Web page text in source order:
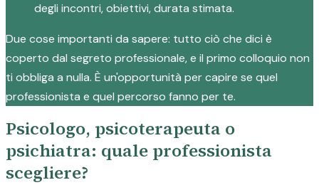
degli incontri, obiettivi, durata stimata.
Due cose importanti da sapere: tutto ciò che dici è
coperto dal segreto professionale, e il primo colloquio non
ti obbliga a nulla. È un'opportunità per capire se quel
professionista e quel percorso fanno per te.
Psicologo, psicoterapeuta o
psichiatra: quale professionista
scegliere?